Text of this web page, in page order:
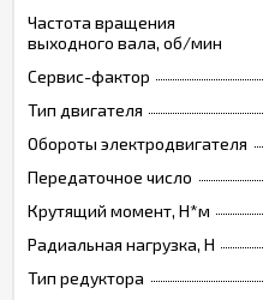
Частота вращения
выходного вала, об/мин
Сервис-фактор
Тип двигателя
Обороты электродвигателя
Передаточное число
Крутящий момент, Н*м
Радиальная нагрузка, Н
Тип редуктора